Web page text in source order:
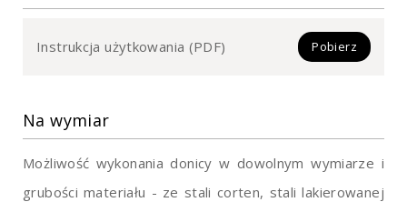
Instrukcja użytkowania (PDF) Pobierz
Na wymiar
Możliwość wykonania donicy w dowolnym wymiarze i
grubości materiału - ze stali corten, stali lakierowanej